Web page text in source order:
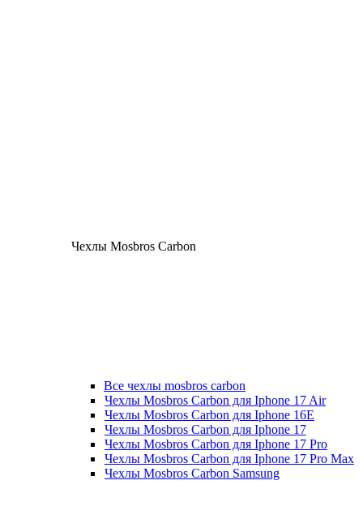
Чехлы Mosbros Carbon
Все чехлы mosbros carbon
Чехлы Mosbros Carbon для Iphone 17 Air
Чехлы Mosbros Carbon для Iphone 16E
Чехлы Mosbros Carbon для Iphone 17
Чехлы Mosbros Carbon для Iphone 17 Pro
Чехлы Mosbros Carbon для Iphone 17 Pro Max
Чехлы Mosbros Carbon Samsung